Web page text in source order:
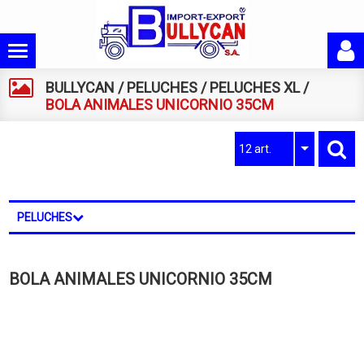
BULLYCAN /PELUCHES /PELUCHES XL/
BOLA ANIMALES UNICORNIO 35CM
12 art.
PELUCHES
BOLA ANIMALES UNICORNIO 35CM